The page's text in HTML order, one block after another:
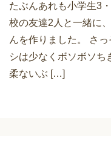
たぶんあれも小学生3
校の友達2人と一緒に
んを作りました。 さ
シは少なくボソボソち
柔ないぶ […]